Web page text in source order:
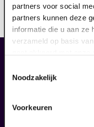
partners voor social
partners kunnen deze
informatie die u aan ze
verzameld op basis
Noodzakelijk
Voorkeuren
19:15 uur. Wel even
weten we dat je er bij